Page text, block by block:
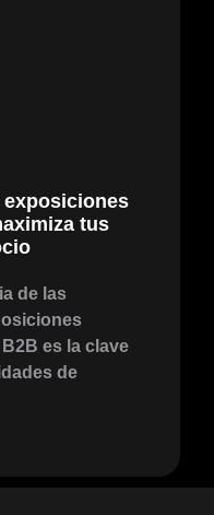
exposiciones
tus
de las
es la clave
de